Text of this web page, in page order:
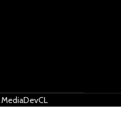
MediaDevCL